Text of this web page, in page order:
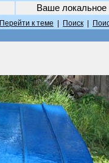
Ваше
Перейти к теме Поиск